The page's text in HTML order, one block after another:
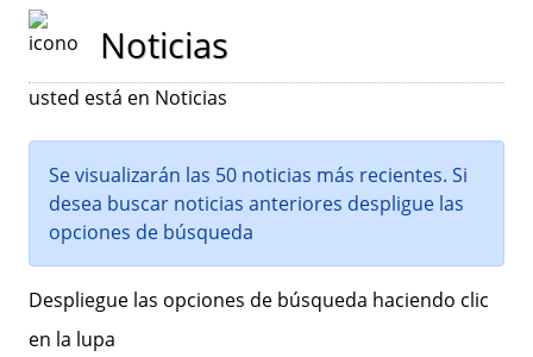
Noticias
usted está en Noticias
Se visualizarán las 50 noticias más recientes. Si
desea buscar noticias anteriores despligue las
opciones de búsqueda
Despliegue las opciones de búsqueda haciendo clic
en la lupa